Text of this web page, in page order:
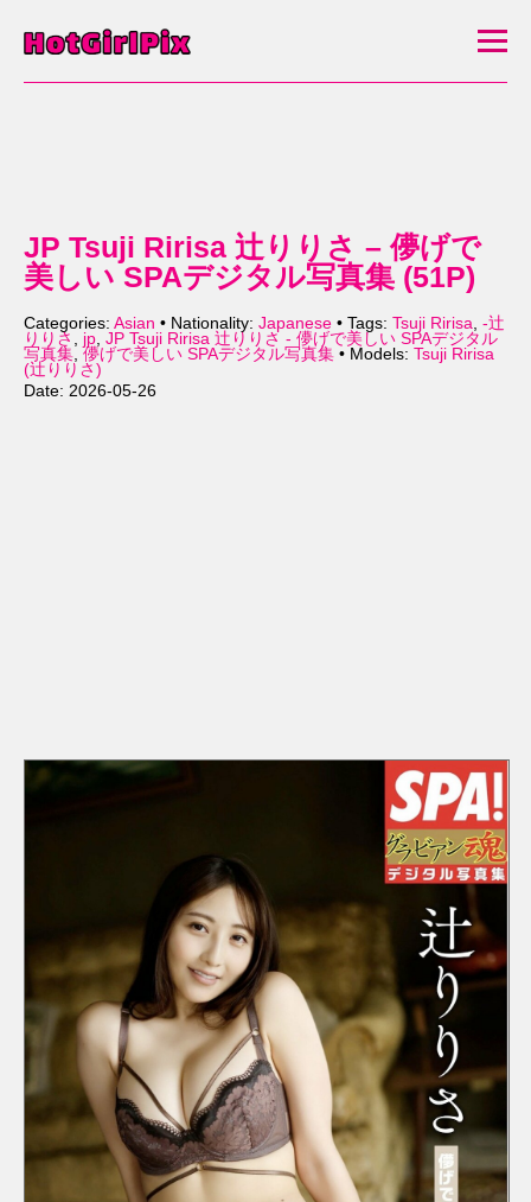
JP Tsuji Ririsa 辻りりさ – 儚げで
美しい SPAデジタル写真集 (51P)
Categories: Asian • Nationality: Japanese • Tags: Tsuji Ririsa, -辻
りりさ , jp, JP Tsuji Ririsa 辻りりさ - 儚げで美しい SPAデジタル
写真集, 儚げで美しい SPAデジタル写真集 • Models: Tsuji Ririsa
(辻りりさ)
Date: 2026-05-26